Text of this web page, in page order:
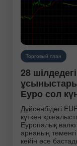
Торговый план
28
Еуро сол
Дүйсенбідегі
күткен
Еуропалық
арнаның
кейін өсе